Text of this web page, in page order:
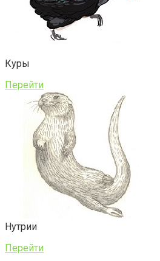
Куры
Перейти
Нутрии
Перейти